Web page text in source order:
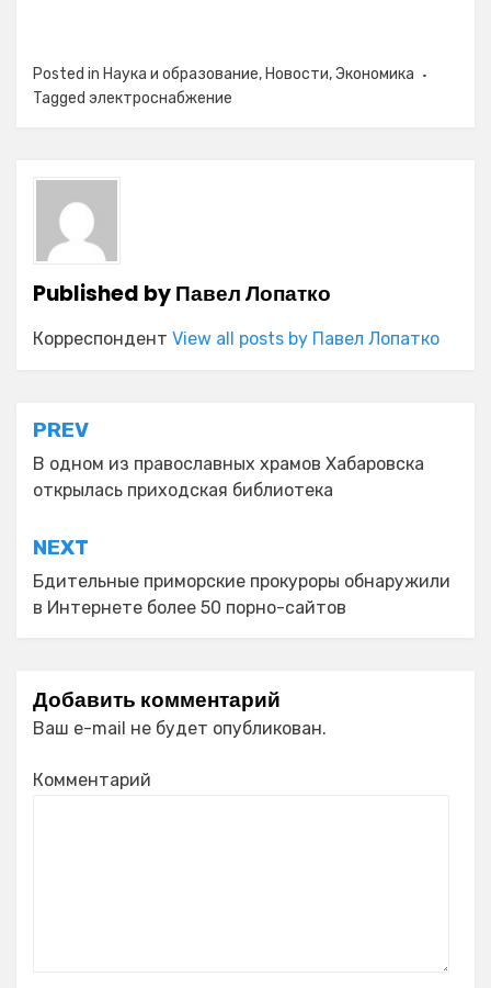
Posted in Наука и образование, Новости,Экономика
Tagged электроснабжение
Published byПавел Лопатко
Корреспондент View all posts by Павел Лопатко
Навигация
по
записям
PREV
В одном из православных храмов Хабаровска
открылась приходская библиотека
NEXT
Бдительные приморские прокуроры обнаружили
в Интернете более 50 порно-сайтов
Добавить комментарий
Ваш e-mail не будет опубликован.
Комментарий